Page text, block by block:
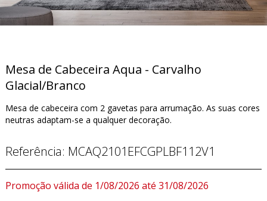
Mesa de Cabeceira Aqua - Carvalho
Glacial/Branco
Mesa de cabeceira com 2 gavetas para arrumação. As suas cores
neutras adaptam-se a qualquer decoração.
Referência: MCAQ2101EFCGPLBF112V1
Promoção válida de 1/08/2026 até 31/08/2026